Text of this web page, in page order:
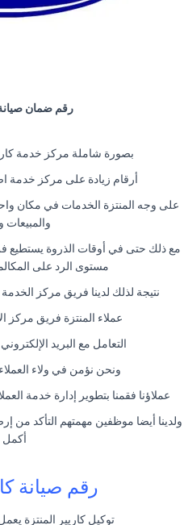
رقم ضمان صيانة
بصورة شاملة مركز خدمة
أرقام زيادة على مركز خدمة
على وجه المنتزة الخدمات في مكان
والمبيعات
مع ذلك حتى في أوقات الذروة يستطيع
مستوى الرد على المكالمات
نتيجة لذلك لدينا فريق مركز
عملاء المنتزة فريق مركز
التعامل مع البريد
ونحن نؤمن في ولاء
عملاؤنا فقمنا بتطوير إدارة خدمة
ولدينا أيضا موظفين مهمتهم التأكد من
رقم صيانة
توكيل كاريير المنتزة